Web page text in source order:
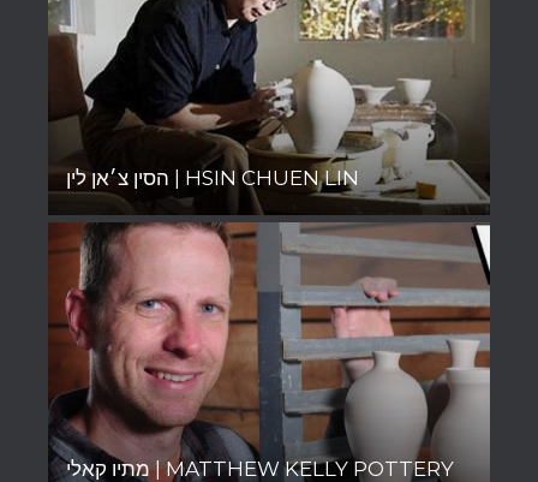
הסין צ׳אן לין | HSIN CHUEN LIN
מתיו קאלי | MATTHEW KELLY POTTERY